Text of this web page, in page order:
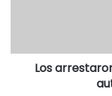
el período
Sostuvo que esto
Los